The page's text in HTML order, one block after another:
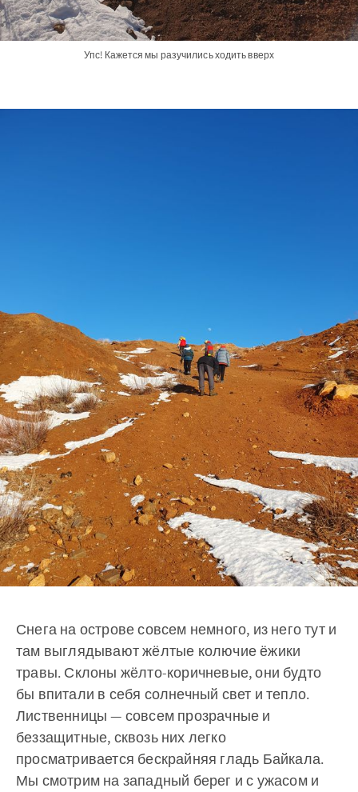
Упс! Кажется мы разучились ходить вверх
Снега на острове совсем немного, из него тут и
там выглядывают жёлтые колючие ёжики
травы. Склоны жёлто-коричневые, они будто
бы впитали в себя солнечный свет и тепло.
Лиственницы — совсем прозрачные и
беззащитные, сквозь них легко
просматривается бескрайняя гладь Байкала.
Мы смотрим на западный берег и с ужасом и